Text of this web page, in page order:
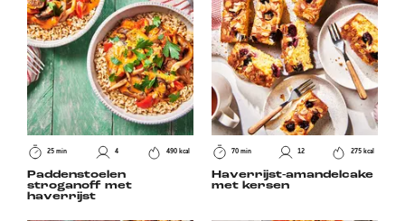
25 min 4 490 kcal
Paddenstoelen
stroganoff met
haverrijst
70 min 12 275 kcal
Haverrijst-amandelcake
met kersen